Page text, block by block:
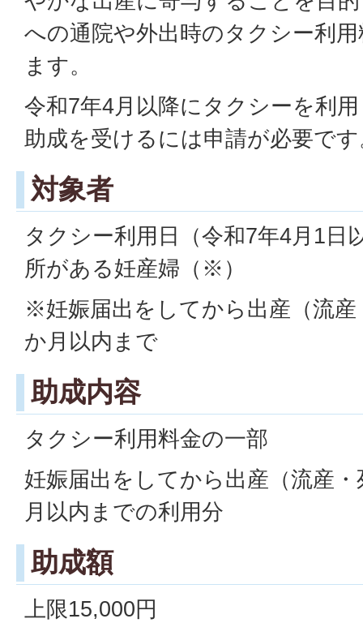
への通院や外出時のタクシー利
ます。
令和7年4月以降にタクシーを利
助成を受けるには申請が必要で
対象者
タクシー利用日（令和7年4月1日
所がある妊産婦（※）
※妊娠届出をしてから出産（流産
か月以内まで
助成内容
タクシー利用料金の一部
妊娠届出をしてから出産（流産
月以内までの利用分
助成額
上限15,000円